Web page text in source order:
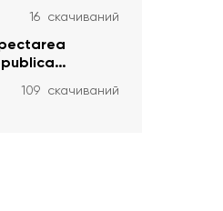
16 скачиваний
109 скачиваний